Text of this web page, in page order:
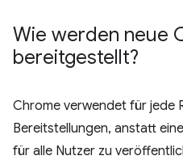
Wie werden neue
bereitgestellt?
Chrome verwendet für jede
Bereitstellungen, anstatt
für alle Nutzer zu